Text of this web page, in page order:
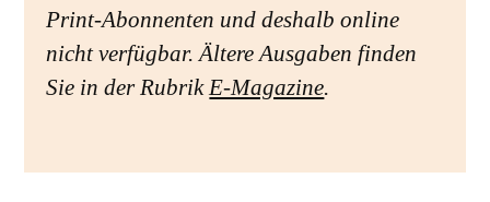
Print-Abonnenten und deshalb online
nicht verfügbar. Ältere Ausgaben finden
Sie in der Rubrik E-Magazine.